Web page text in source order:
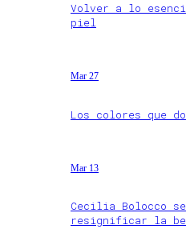
Volver a lo
piel
Mar 27
Los colores que
Mar 13
Cecilia Bolocco se
resignificar la